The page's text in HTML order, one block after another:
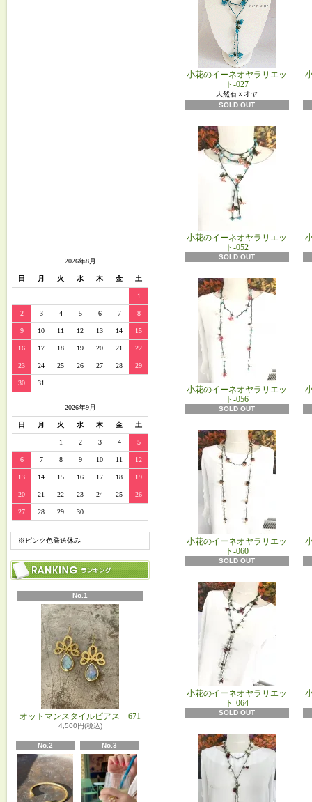
2026年8月
日 月 火 水 木 金 土
1
2 3 4 5 6 7 8
9 10 11 12 13 14 15
16 17 18 19 20 21 22
23 24 25 26 27 28 29
30 31
2026年9月
日 月 火 水 木 金 土
1 2 3 4 5
6 7 8 9 10 11 12
13 14 15 16 17 18 19
20 21 22 23 24 25 26
27 28 29 30
※ピンク色発送休み
No.1
オットマンスタイルピアス 671
4,500円(税込)
No.2 No.3
小花のイーネオヤラリエッ
ト-027
天然石ｘオヤ
SOLD OUT
小花のイーネオヤラリエッ
ト-052
SOLD OUT
小花のイーネオヤラリエッ
ト-056
SOLD OUT
小花のイーネオヤラリエッ
ト-060
SOLD OUT
小花のイーネオヤラリエッ
ト-064
SOLD OUT